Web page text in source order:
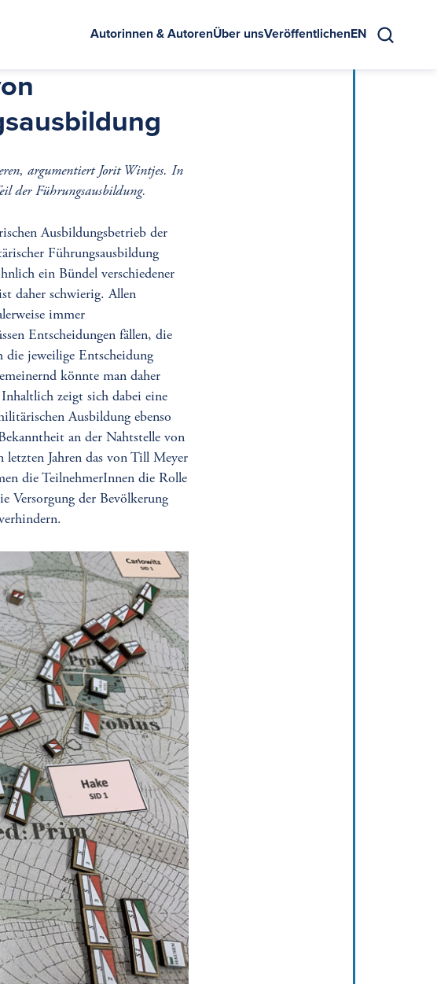
Autorinnen & AutorenÜber unsVeröffentlichenEN
Suche
argumentiert Jorit Wintjes. In
der Führungsausbildung.
Ausbildungsbetrieb der
Führungsausbildung
ein Bündel verschiedener
daher schwierig. Allen
immer
Entscheidungen fällen, die
die jeweilige Entscheidung
könnte man daher
zeigt sich dabei eine
Ausbildung ebenso
an der Nahtstelle von
Jahren das von Till Meyer
die TeilnehmerInnen die Rolle
Versorgung der Bevölkerung